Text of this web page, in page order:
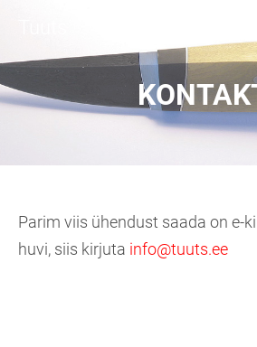
Parim viis ühendust saada on e-
huvi, siis kirjuta info@tuuts.ee